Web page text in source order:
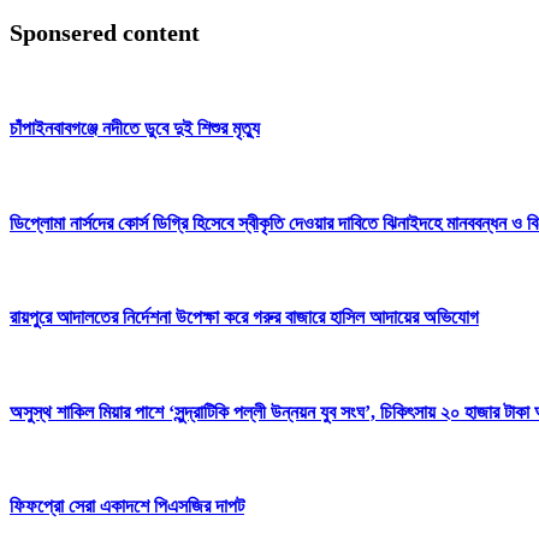
Sponsered content
চাঁপাইনবাবগঞ্জে নদীতে ডুবে দুই শিশুর মৃত্যু
ডিপ্লোমা নার্সদের কোর্স ডিগ্রি হিসেবে স্বীকৃতি দেওয়ার দাবিতে ঝিনাইদহে মানববন্ধন ও
রায়পুরে আদালতের নির্দেশনা উপেক্ষা করে গরুর বাজারে হাসিল আদায়ের অভিযোগ
অসুস্থ শাকিল মিয়ার পাশে ‘সুন্দ্রাটিকি পল্লী উন্নয়ন যুব সংঘ’, চিকিৎসায় ২০ হাজার টাকা
ফিফপ্রো সেরা একাদশে পিএসজির দাপট